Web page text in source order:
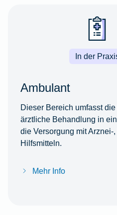
In der
Ambulant
Dieser Bereich umfasst
ärztliche Behandlung in
die Versorgung mit Arznei-
Hilfsmitteln.
Mehr Info